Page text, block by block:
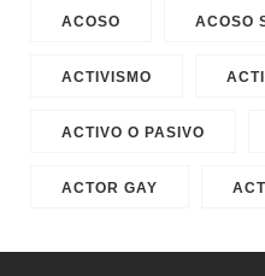
ACOSO ACOSO
ACTIVISMO
ACTIVO O PASIVO
ACTOR GAY